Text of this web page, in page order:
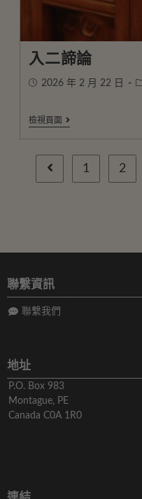
入二諦論
2026 年 2 月 22 日
檢視頁面
1 2
聯繫資訊
聯繫我們
地址
P.O. Box 983
Montague, PE
Canada C0A 1R0